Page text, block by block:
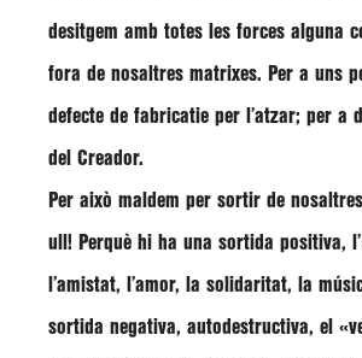
desitgem amb totes les forces alguna
fora de nosaltres matrixes. Per a uns
defecte de fabricatie per l’atzar; per a
del Creador.
Per això maldem per sortir de
ull! Perquè hi ha una sortida positiva,
l’amistat, l’amor, la solidaritat, la
sortida negativa, autodestructiva, el